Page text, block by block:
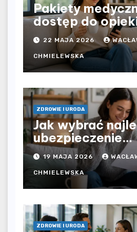
Pakiety
dostęp do
zdrowotnej bez
ograniczeń
czy prywatna
większą
22 MAJA 2026
CHMIELEWSKA
ZDROWIE I URODA
Jak wybrać
ubezpieczenie
komunikacyjne i
kosztownych
19 MAJA 2026
CHMIELEWSKA
ZDROWIE I URODA